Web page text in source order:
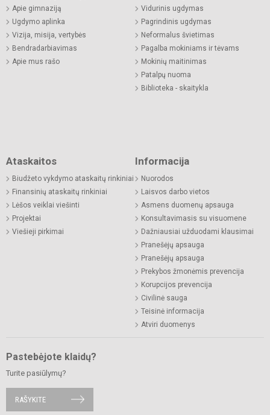
Apie gimnaziją
Ugdymo aplinka
Vizija, misija, vertybės
Bendradarbiavimas
Apie mus rašo
Vidurinis ugdymas
Pagrindinis ugdymas
Neformalus švietimas
Pagalba mokiniams ir tėvams
Mokinių maitinimas
Patalpų nuoma
Biblioteka - skaitykla
Ataskaitos
Biudžeto vykdymo ataskaitų rinkiniai
Finansinių ataskaitų rinkiniai
Lėšos veiklai viešinti
Projektai
Viešieji pirkimai
Informacija
Nuorodos
Laisvos darbo vietos
Asmens duomenų apsauga
Konsultavimasis su visuomene
Dažniausiai užduodami klausimai
Pranešėjų apsauga
Pranešėjų apsauga
Prekybos žmonėmis prevencija
Korupcijos prevencija
Civilinė sauga
Teisinė informacija
Atviri duomenys
Pastebėjote klaidų?
Turite pasiūlymų?
RAŠYKITE